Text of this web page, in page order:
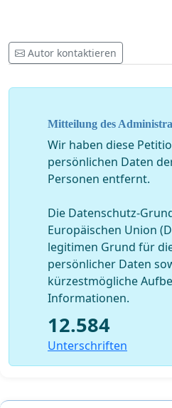
Autor kontaktieren
Mitteilung des
Wir haben diese
persönlichen Daten
Personen entfernt.
Die Datenschutz-
Europäischen Union
legitimen Grund für
persönlicher Daten
kürzestmögliche
Informationen.
12.584
Unterschriften